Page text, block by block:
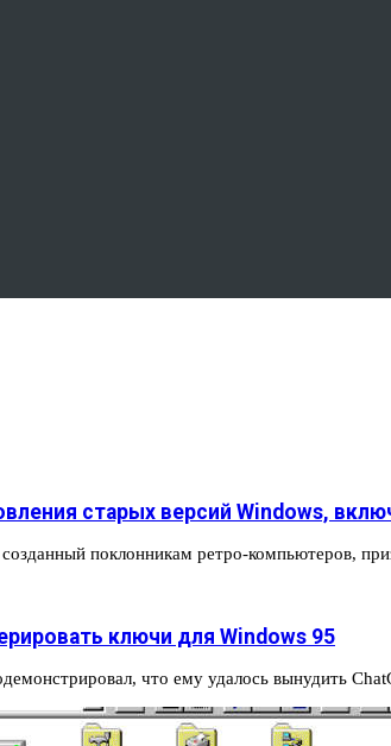
старых версий Windows,
поклонникам ретро-компьютеров,
ключи для Windows 95
что ему удалось вынудить